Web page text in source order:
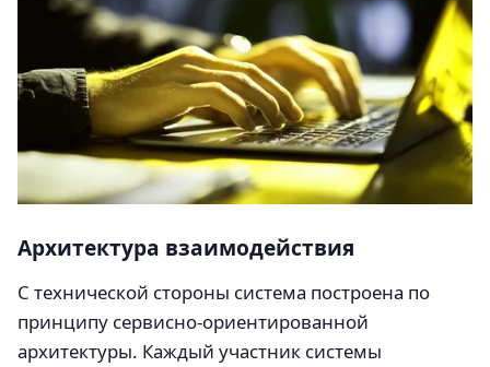
Архитектура взаимодействия
С технической стороны система построена по
принципу сервисно-ориентированной
архитектуры. Каждый участник системы